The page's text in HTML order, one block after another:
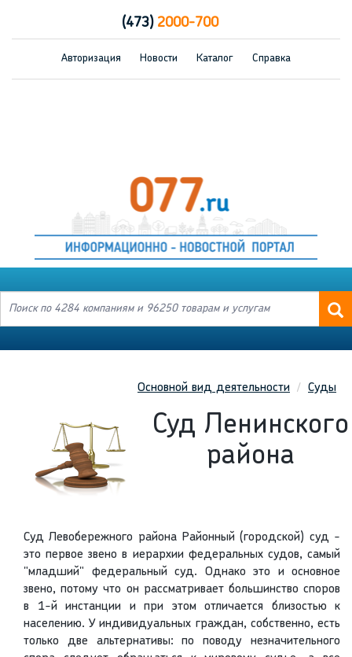
(473)2000-700
Авторизация Новости Каталог Справка
Основной вид деятельности Суды
Суд Ленинского
района
Суд Левобережного района Районный (городской) суд -
это первое звено в иерархии федеральных судов, самый
"младший" федеральный суд. Однако это и основное
звено, потому что он рассматривает большинство споров
в 1-й инстанции и при этом отличается близостью к
населению. У индивидуальных граждан, собственно, есть
только две альтернативы: по поводу незначительного